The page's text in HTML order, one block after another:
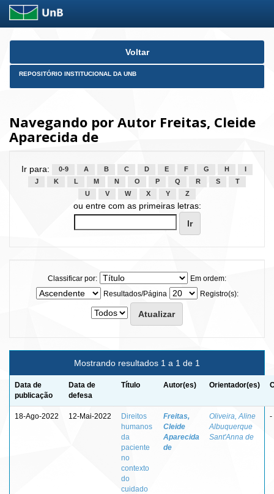
Skip
Voltar
REPOSITÓRIO INSTITUCIONAL DA UNB
Navegando por Autor Freitas, Cleide
Aparecida de
Ir para: 0-9 A B C D E F G H
J
K L M N O P Q R S
T
U
V W X Y Z
ou entre com as primeiras letras:
Classificar por:
Em ordem:
Resultados/Página
Registro(s):
Mostrando resultados 1 a 1 de 1
Data de
publicação
Data de
defesa
Título Autor(es) Orientador(es)
18-Ago-2022 12-Mai-2022
Direitos
humanos
da
paciente
no
contexto
do
cuidado
Freitas,
Cleide
Aparecida
de
Oliveira, Aline
Albuquerque
Sant'Anna de
-